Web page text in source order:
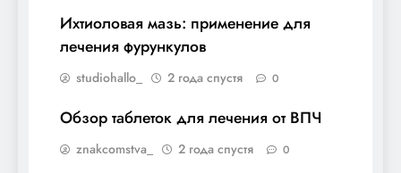
Ихтиоловая мазь: применение для
лечения фурункулов
studiohallo_ 2 года спустя 0
Обзор таблеток для лечения от ВПЧ
znakcomstva_ 2 года спустя 0